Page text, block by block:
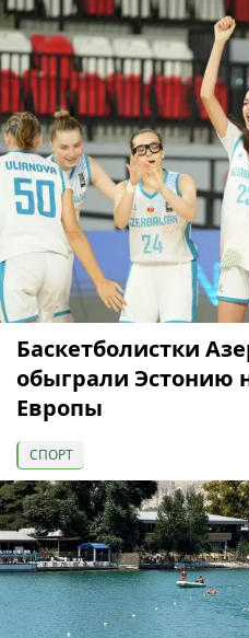
Баскетболистки
обыграли Эстонию
Европы
СПОРТ